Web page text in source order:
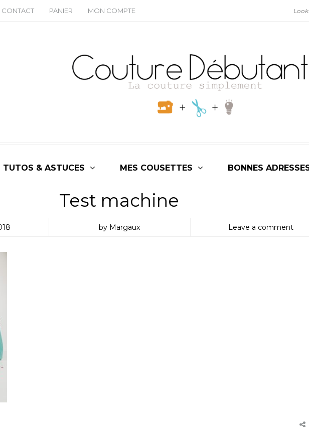
CONTACT PANIER MON COMPTE
TUTOS & ASTUCES MES COUSETTES BONNES
Test machine
by Margaux Leave a comment